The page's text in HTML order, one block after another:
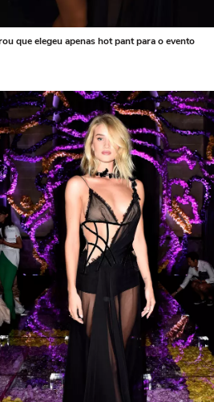
que elegeu apenas hot pant para o evento